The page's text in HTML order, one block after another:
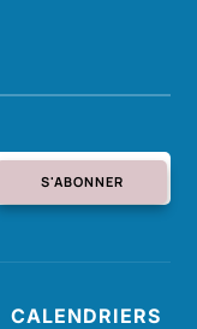
S'ABONNER
CALENDRIERS